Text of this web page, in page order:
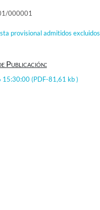
000001
provisional admitidos
Publicación:
15:30:00(PDF-81,61 kb )